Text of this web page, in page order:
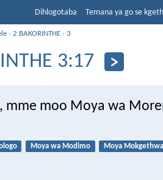
Dihlogotaba Temana ya go se
›2 BAKORINTHE ›3
3:17
mme moo Moya wa
Moya wa Modimo Moya Mokgethwa